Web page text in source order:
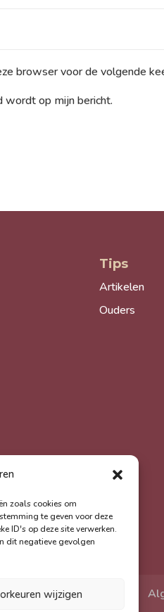
zoals cookies om
te geven voor deze
ID's op deze site verwerken.
dit negatieve gevolgen
wijzigen
browser voor de volgende
wordt op mijn bericht.
Tips
Artikelen
Ouders
Algemene voorwaarden